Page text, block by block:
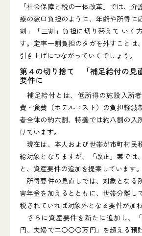
「社会保障と税の一体改革」では、介
療の窓口負担のように、年齢や所得に
割」「三割」負担に切り替えて いく
す。定率一割負担のタガを外すことは
引き上げにつながっていくでしょう。
第４の切り捨て 「補足給付の見
要件に
補足給付とは、低所得の施設入所
費・食費（ホテルコスト）の負担軽減
者全体の約六割、特養では約八割の入
けています。
現在は、本人および世帯が市町村民
給対象となりますが、「改正」案では
と、資産要件の追加を提案しています。
所得要件の見直しでは、対象となる
害年金を加えるとともに、世帯分離し
税されていれば対象外となる要件が加わ
さらに資産要件を新たに追加し、
円、夫婦で二〇〇〇万円」を超える預